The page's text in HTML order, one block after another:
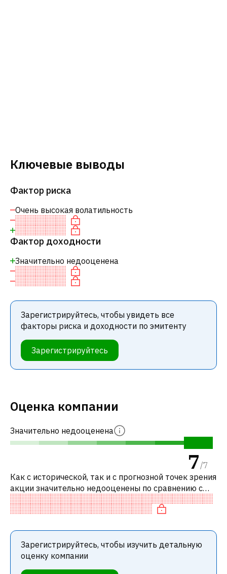
Ключевые выводы
Фактор риска
Очень высокая волатильность
Фактор доходности
Значительно недооценена
Зарегистрируйтесь, чтобы увидеть все
факторы риска и доходности по эмитенту
Зарегистрируйтесь
Оценка компании
Значительно недооценена
7/7
Как с исторической, так и с прогнозной точек зрения
акции значительно недооценены по сравнению с
аналогичными акциями. В частности, акция
«дешевая» по P/E, недооценена по
Зарегистрируйтесь, чтобы изучить детальную
оценку компании